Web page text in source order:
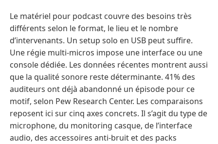
Le matériel pour podcast couvre des besoins très
différents selon le format, le lieu et le nombre
d’intervenants. Un setup solo en USB peut suffire.
Une régie multi-micros impose une interface ou une
console dédiée. Les données récentes montrent aussi
que la qualité sonore reste déterminante. 41% des
auditeurs ont déjà abandonné un épisode pour ce
motif, selon Pew Research Center. Les comparaisons
reposent ici sur cinq axes concrets. Il s’agit du type de
microphone, du monitoring casque, de l’interface
audio, des accessoires anti-bruit et des packs